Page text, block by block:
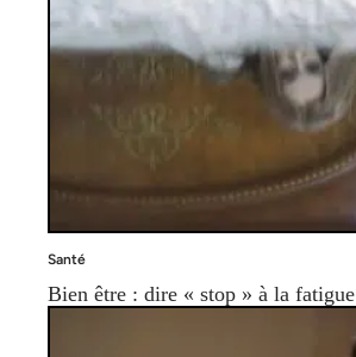
Santé
Bien être : dire « stop » à la fatigue